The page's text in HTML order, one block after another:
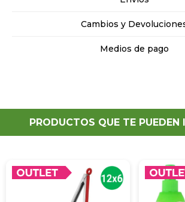
Cambios y
Medios de pago
PRODUCTOS QUE TE PUEDEN